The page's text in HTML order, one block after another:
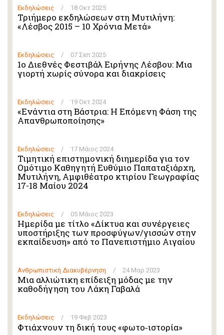
Εκδηλώσεις / 18 Οκτ 2025
Τριήμερο εκδηλώσεων στη Μυτιλήνη:
«Λέσβος 2015 – 10 Χρόνια Μετά»
Εκδηλώσεις / 07 Σεπ 2025
1ο Διεθνές Φεστιβάλ Ειρήνης Λέσβου: Μια
γιορτή χωρίς σύνορα και διακρίσεις
Εκδηλώσεις / 19 Οκτ 2024
«Ενάντια στη Βάστρια: Η Επόμενη Φάση της
Απανθρωποποίησης»
Εκδηλώσεις / 17 Μάιος 2024
Τιμητική επιστημονική διημερίδα για τον
Ομότιμο Καθηγητή Ευθύμιο Παπαταξιάρχη,
Μυτιλήνη, Αμφιθέατρο κτιρίου Γεωγραφίας
17-18 Μαίου 2024
Εκδηλώσεις / 05 Μάιος 2023
Ημερίδα με τίτλο «Δίκτυα και συνέργειες
υποστήριξης των προσφύγων/γισσών στην
εκπαίδευση» από το Πανεπιστήμιο Αιγαίου
Ανθρωπιστική Διακυβέρνηση / 24 Μαρ 2023
Μια αλλιώτικη επίδειξη μόδας με την
καθοδήγηση του Λάκη Γαβαλά
Εκδηλώσεις / 19 Φεβ 2023
Φτιάχνουν τη δική τους «φωτο‑ιστορία»